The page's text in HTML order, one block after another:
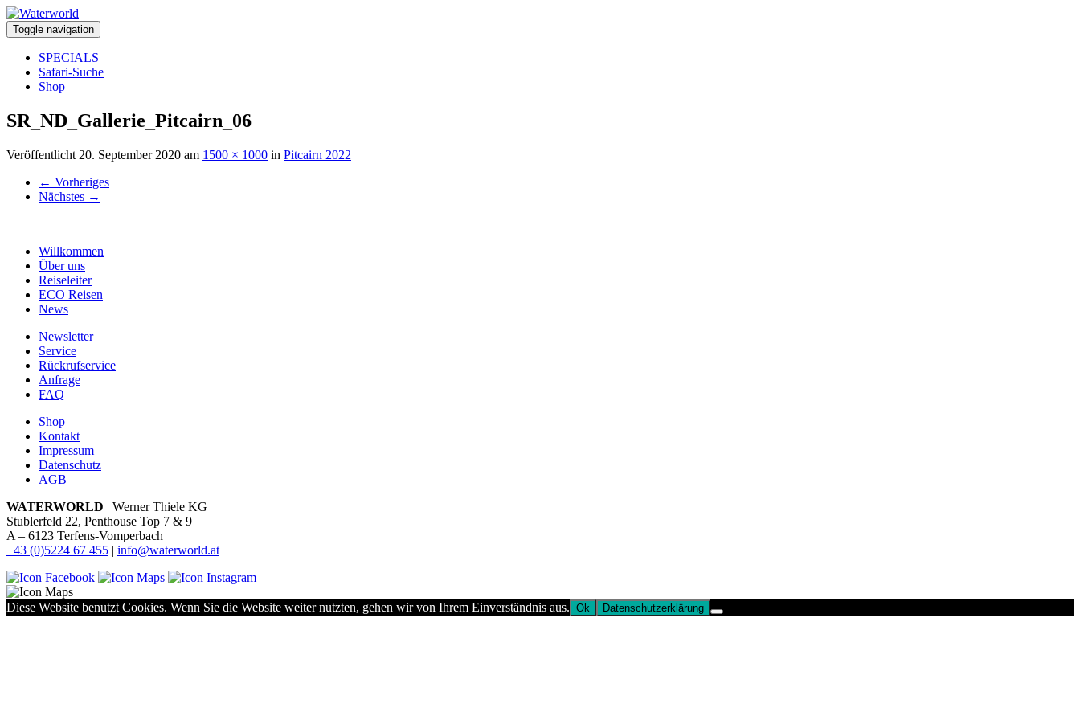
Toggle navigation
SPECIALS
Safari-Suche
Shop
SR_ND_Gallerie_Pitcairn_06
Veröffentlicht 20. September 2020 am 1500 × 1000 in Pitcairn 2022
← Vorheriges
Nächstes →
Willkommen
Über uns
Reiseleiter
ECO Reisen
News
Newsletter
Service
Rückrufservice
Anfrage
FAQ
Shop
Kontakt
Impressum
Datenschutz
AGB
WATERWORLD | Werner Thiele KG
Stublerfeld 22, Penthouse Top 7 & 9
A – 6123 Terfens-Vomperbach
+43 (0)5224 67 455 | info@waterworld.at
Diese Website benutzt Cookies. Wenn Sie die Website weiter nutzten, gehen wir von Ihrem Einverständnis aus. Ok Datenschutzerklärung